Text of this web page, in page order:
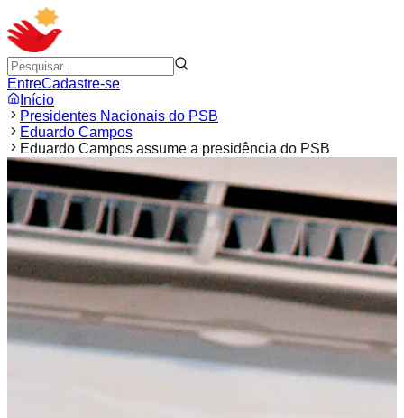
EntreCadastre-se
Início
Presidentes Nacionais do PSB
Eduardo Campos
Eduardo Campos assume a presidência do PSB